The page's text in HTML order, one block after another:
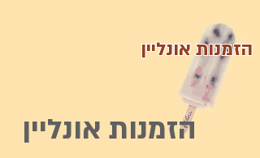
הזמנות אונליין
הזמנות אונליין